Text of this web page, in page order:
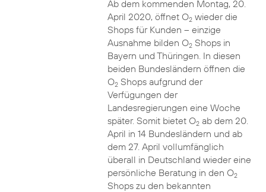
Ab dem kommenden Montag, 20.
April 2020, öffnet O2wieder die
Shops für Kunden – einzige
Ausnahme bilden O2Shops in
Bayern und Thüringen. In diesen
beiden Bundesländern öffnen die
O2Shops aufgrund der
Verfügungen der
Landesregierungen eine Woche
später. Somit bietet O2ab dem 20.
April in 14 Bundesländern und ab
dem 27. April vollumfänglich
überall in Deutschland wieder eine
persönliche Beratung in den O2
Shops zu den bekannten